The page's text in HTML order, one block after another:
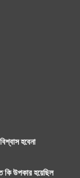
হবেনা
কি উপকার হয়েছিল